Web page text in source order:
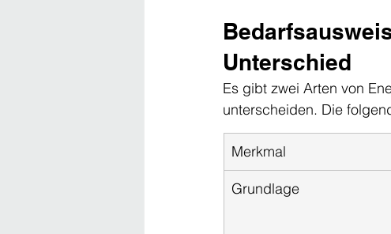
Unterschied
Es gibt zwei Arten von
unterscheiden. Die
Merkmal
Grundlage